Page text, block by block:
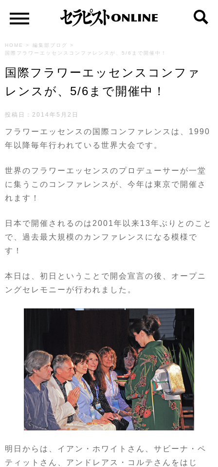
HOME > 編集部ブログ
>
国際フラワーエッセンスコンファレンスが、5/6まで開催中！
国際フラワーエッセンスコンファ
レンスが、5/6まで開催中！
投稿日：2014年5月2日
フラワーエッセンスの国際コンファレンスは、1990
年以降毎年行われている世界大会です。
世界のフラワーエッセンスのプロデューサーが一堂
に集うこのコンファレンスが、今年は東京で開催さ
れます！
日本で開催されるのは2001年以来13年ぶりとのこと
で、過去最大規模のカンファレンスになる模様で
す！
本日は、初日ということで開会宣言の後、オープニ
ングセレモニーが行われました。
明日からは、イアン・ホワイトさん、サビーナ・ペ
ティットさん、アンドレアス・コルテさんをはじ